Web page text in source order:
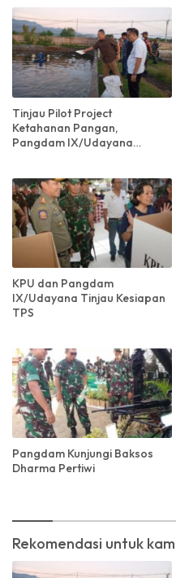
Tinjau Pilot Project
Ketahanan Pangan,
Pangdam IX/Udayana
KPU dan Pangdam
IX/Udayana Tinjau Kesiapan
TPS
Pangdam Kunjungi Baksos
Dharma Pertiwi
Rekomendasi untuk